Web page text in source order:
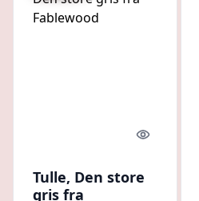
Quick look
Tulle, Den store
gris fra